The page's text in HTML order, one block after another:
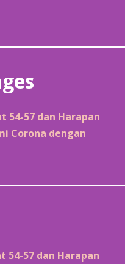
54-57 dan Harapan
Corona dengan
54-57 dan Harapan